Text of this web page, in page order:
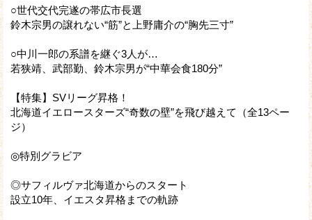
○世代交代完遂の帯広市長選
鈴木宗男の譲れない“筋”と上野庸介の“胸先三寸”
○中川一郎の系譜を継ぐ3人が…
若狭靖、武部勤、鈴木宗男が“中華会食180分”
【特集】SVリーグ昇格！
北海道イエロースターズ“奇数の壁”を飛び越えて（全13ペー
ジ）
◎特別グラビア
◎サフィルヴァ北海道からのスタート
設立10年、イエスタ昇格までの軌跡